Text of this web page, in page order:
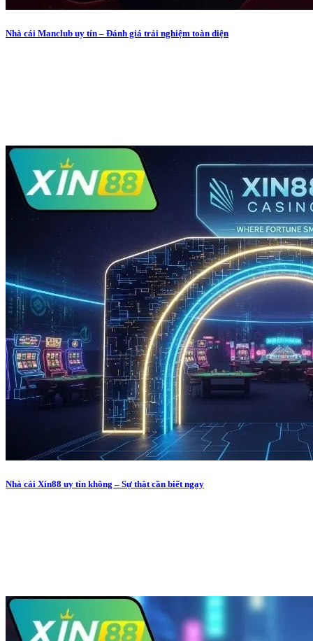
Nhà cái Manclub uy tín – Đánh giá trải nghiệm toàn diện
Nhà cái Xin88 uy tín không – Sự thật cần biết ngay